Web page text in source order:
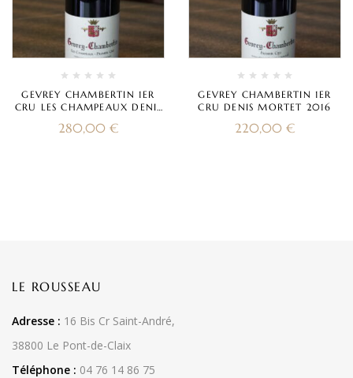
GEVREY CHAMBERTIN 1ER
CRU LES CHAMPEAUX DENIS
280,00 €
GEVREY CHAMBERTIN 1ER
CRU DENIS MORTET 2016
220,00 €
LE ROUSSEAU
Adresse : 16 Bis Cr Saint-André,
38800 Le Pont-de-Claix
Téléphone : 04 76 14 86 75